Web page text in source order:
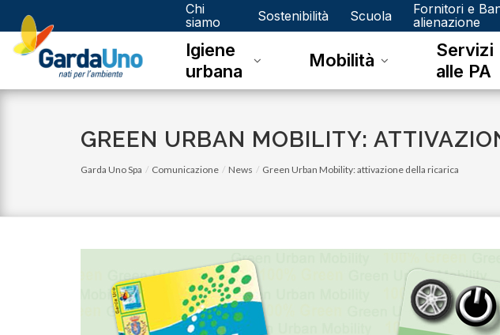
Gardauno
Spa
Chi
siamo
Sostenibilità Scuola
Fornitori e
alienazione
Igiene
urbana
Mobilità
Servizi
alle PA
GREEN URBAN MOBILITY:
Garda Uno Spa Comunicazione News Green Urban Mobility: attivazione della ricarica
martedì 01 marzo 2022